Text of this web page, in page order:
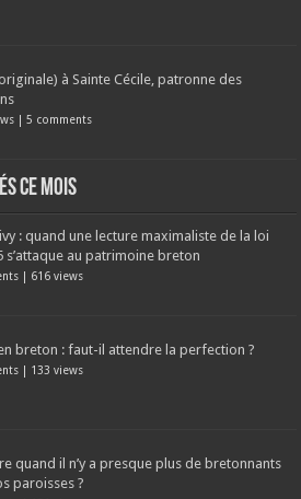
à Sainte Cécile, patronne des
|5 comments
ce mois
: quand une lecture maximaliste de la loi
s’attaque au patrimoine breton
| 616 views
breton : faut-il attendre la perfection ?
| 133 views
quand il n’y a presque plus de bretonnants
paroisses ?